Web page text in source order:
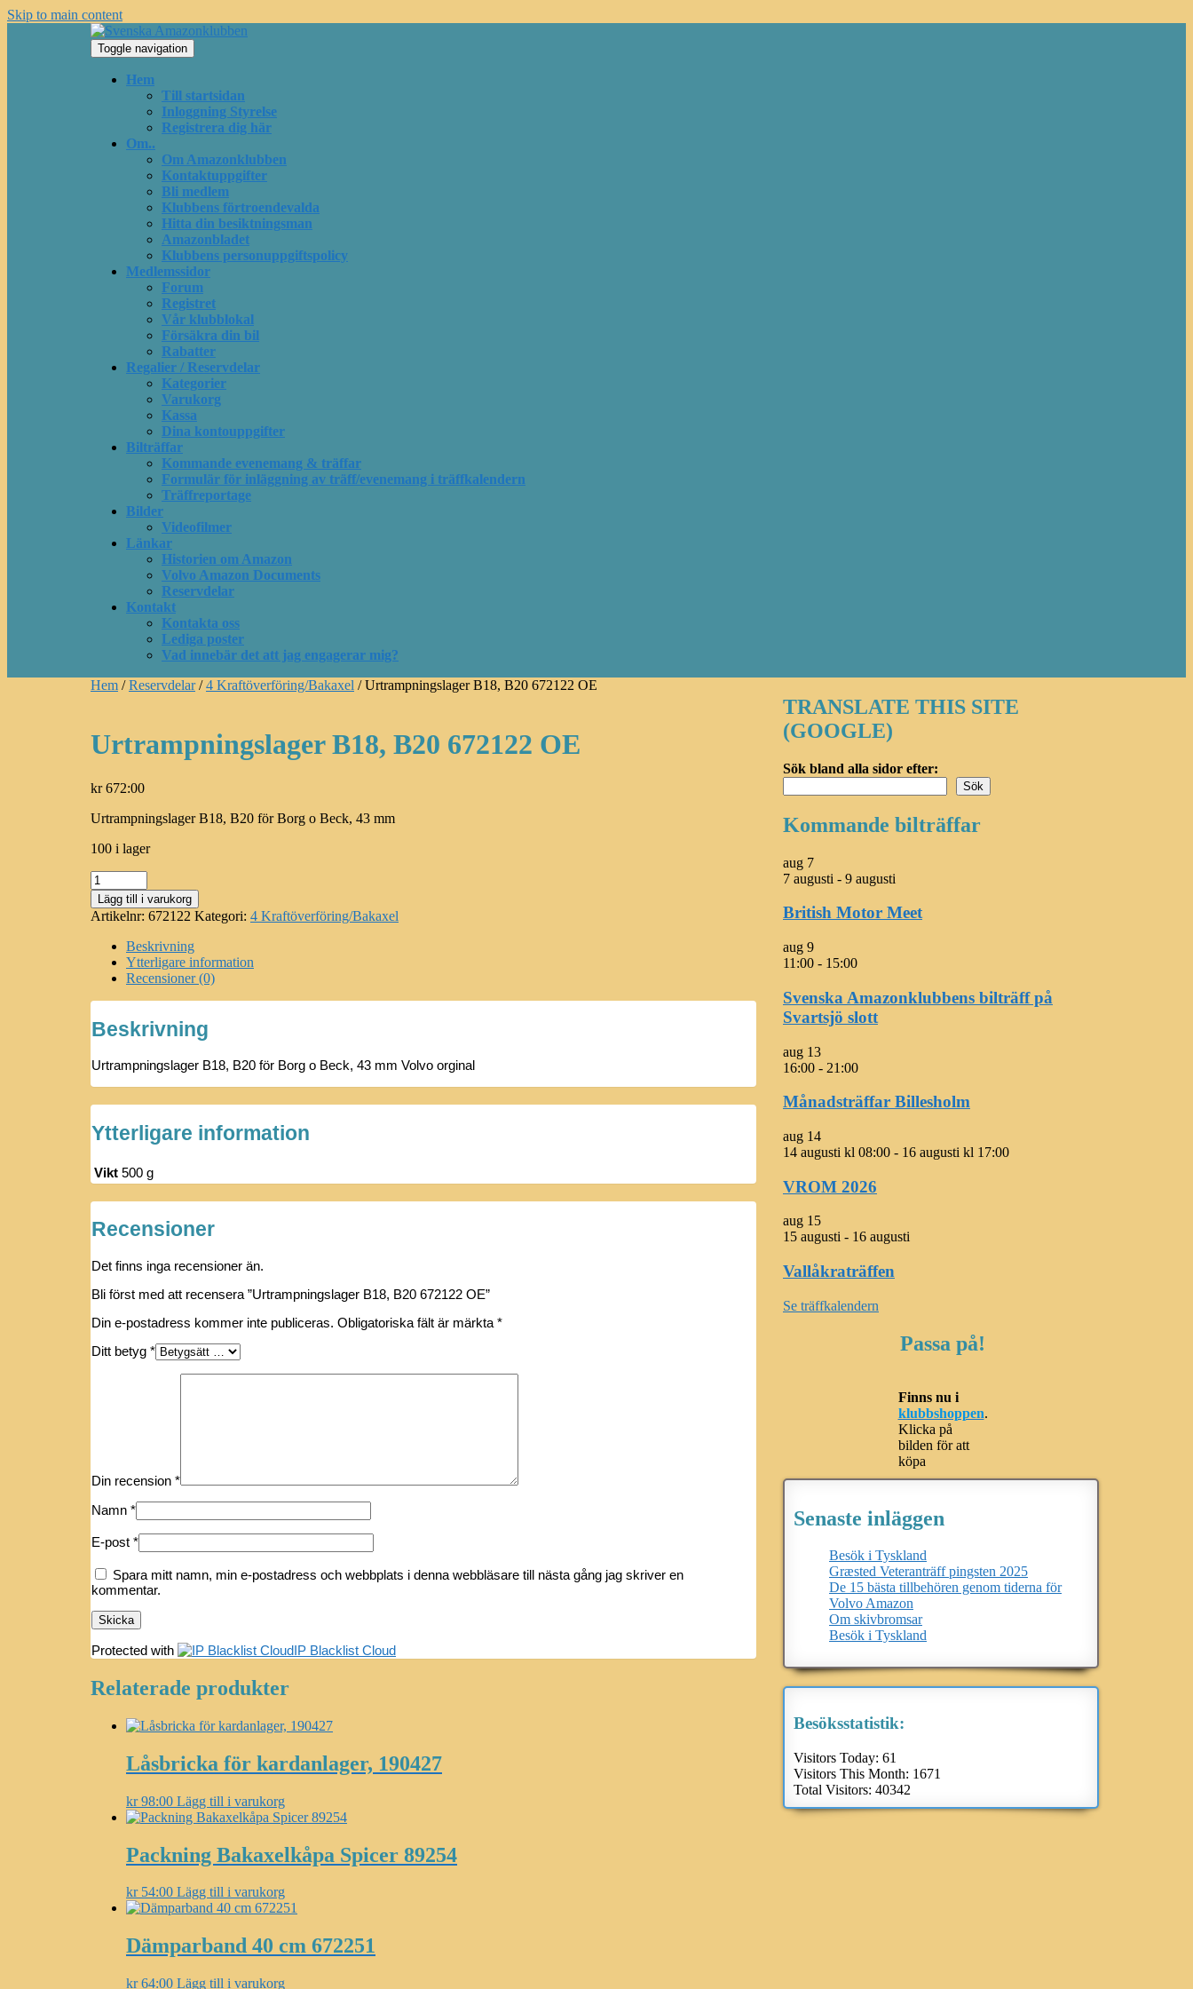
Skip to main content
Toggle navigation
Hem
Till startsidan
Inloggning Styrelse
Registrera dig här
Om..
Om Amazonklubben
Kontaktuppgifter
Bli medlem
Klubbens förtroendevalda
Hitta din besiktningsman
Amazonbladet
Klubbens personuppgiftspolicy
Medlemssidor
Forum
Registret
Vår klubblokal
Försäkra din bil
Rabatter
Regalier / Reservdelar
Kategorier
Varukorg
Kassa
Dina kontouppgifter
Bilträffar
Kommande evenemang & träffar
Formulär för inläggning av träff/evenemang i träffkalendern
Träffreportage
Bilder
Videofilmer
Länkar
Historien om Amazon
Volvo Amazon Documents
Reservdelar
Kontakt
Kontakta oss
Lediga poster
Vad innebär det att jag engagerar mig?
Hem /Reservdelar/4 Kraftöverföring/Bakaxel / Urtrampningslager B18, B20 672122 OE
Urtrampningslager B18, B20 672122 OE
kr672:00
Urtrampningslager B18, B20 för Borg o Beck, 43 mm
100 i lager
Urtrampningslager
B18,
B20
672122
mängd
Lägg till i varukorg
Artikelnr: 672122 Kategori: 4 Kraftöverföring/Bakaxel
Beskrivning
Ytterligare information
Recensioner (0)
Beskrivning
Urtrampningslager B18, B20 för Borg o Beck, 43 mm Volvo orginal
Ytterligare information
Vikt 500 g
Recensioner
Det finns inga recensioner än.
Bli först med att recensera ”Urtrampningslager B18, B20 672122 OE”
Din e-postadress kommer inte publiceras. Obligatoriska fält är märkta *
Ditt betyg *
Din recension *
Namn *
E-post *
Spara mitt namn, min e-postadress och webbplats i denna webbläsare till nästa gång jag skriver en
kommentar.
Protected with IP Blacklist Cloud
Relaterade produkter
Låsbricka för kardanlager, 190427
kr98:00 Lägg till i varukorg
Packning Bakaxelkåpa Spicer 89254
kr54:00 Lägg till i varukorg
Dämparband 40 cm 672251
kr64:00 Lägg till i varukorg
TRANSLATE THIS SITE
(GOOGLE)
Sök bland alla sidor efter:
Sök
Kommande bilträffar
aug 7
7 augusti - 9 augusti
British Motor Meet
aug 9
11:00 - 15:00
Svenska Amazonklubbens bilträff på
Svartsjö slott
aug 13
16:00 - 21:00
Månadsträffar Billesholm
aug 14
14 augusti kl 08:00 - 16 augusti kl 17:00
VROM 2026
aug 15
15 augusti - 16 augusti
Vallåkraträffen
Se träffkalendern
Passa på!
Finns nu i
klubbshoppen.
Klicka på
bilden för att
köpa
Senaste inläggen
Besök i Tyskland
Græsted Veteranträff pingsten 2025
De 15 bästa tillbehören genom tiderna för
Volvo Amazon
Om skivbromsar
Besök i Tyskland
Besöksstatistik:
Visitors Today: 61
Visitors This Month: 1671
Total Visitors: 40342